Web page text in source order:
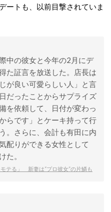
ートも、以前目撃されていま
中の彼女と今年の2月にデ
た証言を放送した。店長は
が良い可愛らしい人」と言
だったことからサプライズ
を依頼して、日付が変わっ
らです」とケーキ持って行
。さらに、会計も有田に内
配りができる女性として
た。
テる」 新妻は“プロ彼女”の片鱗も